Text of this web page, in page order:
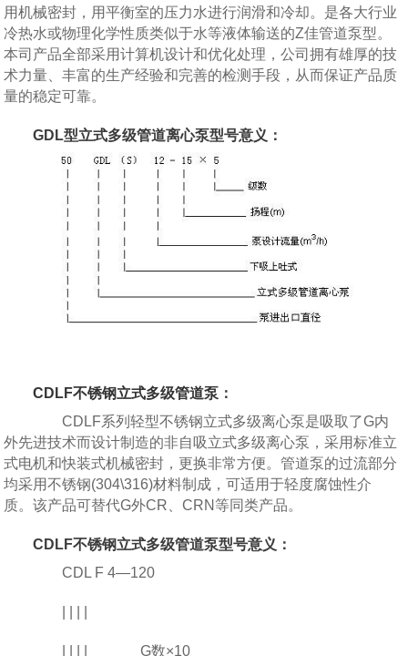
用机械密封，用平衡室的压力水进行润滑和冷却。是各大行业
冷热水或物理化学性质类似于水等液体输送的Z佳管道泵型。
本司产品全部采用计算机设计和优化处理，公司拥有雄厚的技
术力量、丰富的生产经验和完善的检测手段，从而保证产品质
量的稳定可靠。
GDL型立式多级管道离心泵型号意义：
CDLF不锈钢立式多级管道泵 ：
CDLF系列轻型不锈钢立式多级离心泵是吸取了G内
外先进技术而设计制造的非自吸立式多级离心泵，采用标准立
式电机和快装式机械密封，更换非常方便。管道泵的过流部分
均采用不锈钢(304\316)材料制成，可适用于轻度腐蚀性介
质。该产品可替代G外CR、CRN等同类产品。
CDLF不锈钢立式多级管道泵型号意义：
CDL F 4—120
| | | |______ G数×10